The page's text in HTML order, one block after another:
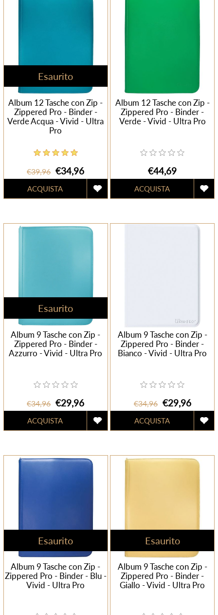
Esaurito
Album 12 Tasche con Zip -
Zippered Pro - Binder -
Verde Acqua - Vivid - Ultra
Pro
€39,96 €34,96
Album 12 Tasche con Zip -
Zippered Pro - Binder -
Verde - Vivid - Ultra Pro
€44,69
Esaurito
Album 9 Tasche con Zip -
Zippered Pro - Binder -
Azzurro - Vivid - Ultra Pro
€34,96 €29,96
Album 9 Tasche con Zip -
Zippered Pro - Binder -
Bianco - Vivid - Ultra Pro
€34,96 €29,96
Esaurito
Album 9 Tasche con Zip -
Zippered Pro - Binder - Blu -
Vivid - Ultra Pro
Esaurito
Album 9 Tasche con Zip -
Zippered Pro - Binder -
Giallo - Vivid - Ultra Pro